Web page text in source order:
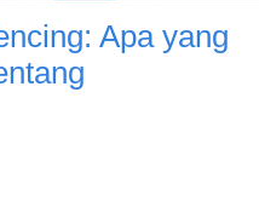
janji
Apa yang